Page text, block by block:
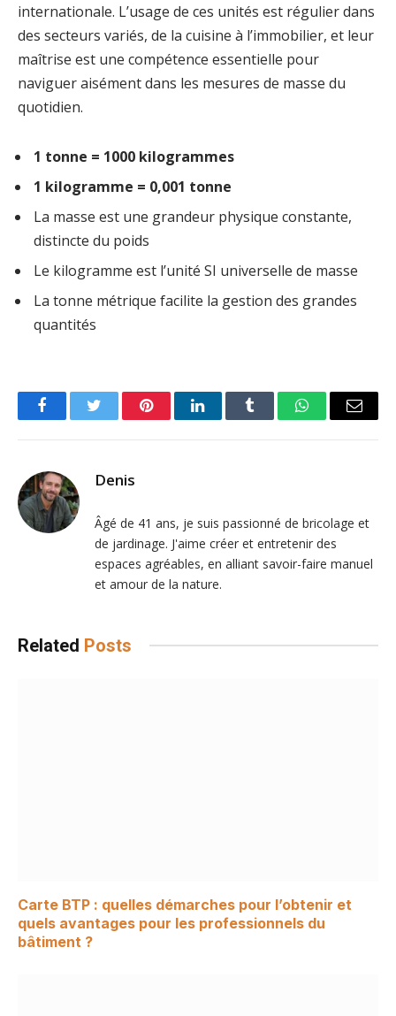
internationale. L’usage de ces unités est régulier dans
des secteurs variés, de la cuisine à l’immobilier, et leur
maîtrise est une compétence essentielle pour
naviguer aisément dans les mesures de masse du
quotidien.
1 tonne = 1000 kilogrammes
1 kilogramme = 0,001 tonne
La masse est une grandeur physique constante,
distincte du poids
Le kilogramme est l’unité SI universelle de masse
La tonne métrique facilite la gestion des grandes
quantités
FacebookTwitter PinterestLinkedInTumblr WhatsAppEmail
Denis
Âgé de 41 ans, je suis passionné de bricolage et
de jardinage. J'aime créer et entretenir des
espaces agréables, en alliant savoir-faire manuel
et amour de la nature.
Related Posts
Carte BTP : quelles démarches pour l’obtenir et
quels avantages pour les professionnels du
bâtiment ?